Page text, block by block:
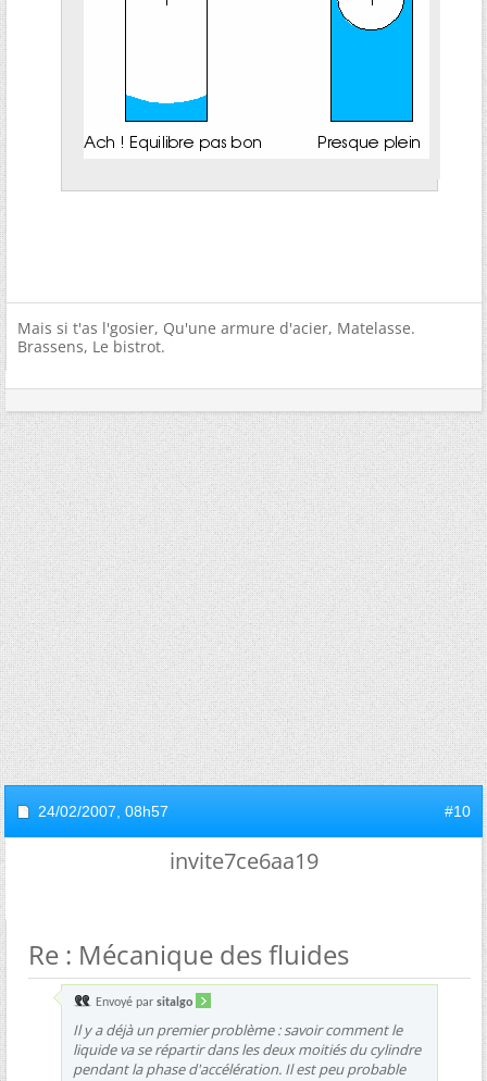
Mais si t'as l'gosier, Qu'une armure d'acier, Matelasse.
Brassens, Le bistrot.
24/02/2007, 08h57 #10
invite7ce6aa19
Re : Mécanique des fluides
Envoyé par sitalgo
Il y a déjà un premier problème : savoir comment le
liquide va se répartir dans les deux moitiés du cylindre
pendant la phase d'accélération. Il est peu probable